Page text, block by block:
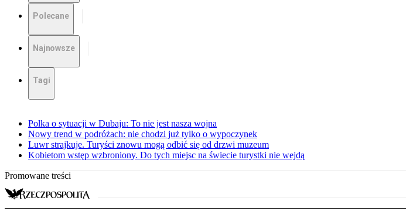
Polecane
Najnowsze
Tagi
Polka o sytuacji w Dubaju: To nie jest nasza wojna
Nowy trend w podróżach: nie chodzi już tylko o wypoczynek
Luwr strajkuje. Turyści znowu mogą odbić się od drzwi muzeum
Kobietom wstęp wzbroniony. Do tych miejsc na świecie turystki nie wejdą
Promowane treści